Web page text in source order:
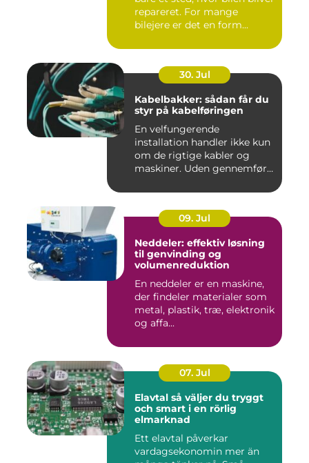
repareret. For mange
bilejere er det en form...
30. Jul
Kabelbakker: sådan får du
styr på kabelføringen
En velfungerende
installation handler ikke kun
om de rigtige kabler og
maskiner. Uden gennemført
09. Jul
Neddeler: effektiv løsning
til genvinding og
volumenreduktion
En neddeler er en maskine,
der findeler materialer som
metal, plastik, træ, elektronik
og affa...
07. Jul
Elavtal så väljer du tryggt
och smart i en rörlig
elmarknad
Ett elavtal påverkar
vardagsekonomin mer än